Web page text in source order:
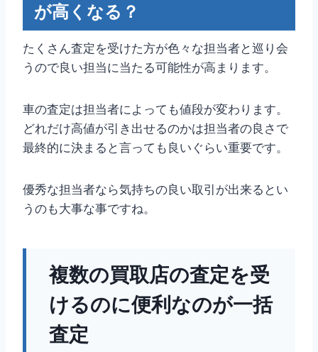
が高くなる？
たくさん査定を受けた方が色々な担当者と巡り会
うので良い担当に当たる可能性が高まります。
車の査定は担当者によっても値段が変わります。
どれだけ高値が引き出せるのかは担当者の良さで
最終的に決まると言っても良いぐらい重要です。
優秀な担当者なら気持ちの良い取引が出来るとい
うのも大事な事ですね。
複数の買取店の査定を受
けるのに便利なのが一括
査定